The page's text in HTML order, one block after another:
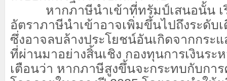
หากภาษีนำเข้าที่ทรัมป์เสนอนั้น เ
อัตราภาษีนำเข้าอาจเพิ่มขึ้นไปถึงระดับ
ซึ่งอาจลบล้างประโยชน์อันเกิดจากกระ
ที่ผ่านมาอย่างสิ้นเชิง กองทุนการเงินระ
เตือนว่า หากภาษีสูงขึ้นจะกระทบกับกา